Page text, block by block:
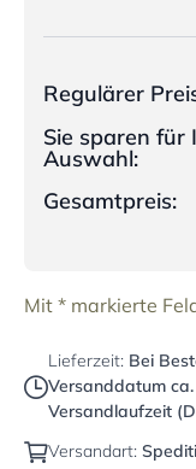
Regulärer
Sie sparen für
Auswahl:
Gesamtpreis:
Mit * markierte
Lieferzeit: Bei
Versanddatum ca.
Versandlaufzeit
Versandart: